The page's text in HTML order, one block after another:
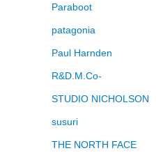
Paraboot
patagonia
Paul Harnden
R&D.M.Co-
STUDIO NICHOLSON
susuri
THE NORTH FACE